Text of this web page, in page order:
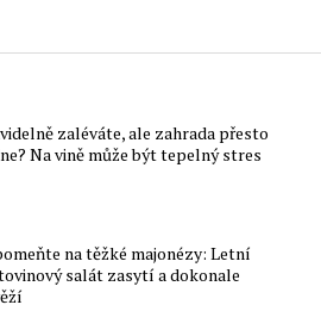
zaléváte, ale zahrada přesto
Na vině může být tepelný stres
na těžké majonézy: Letní
salát zasytí a dokonale